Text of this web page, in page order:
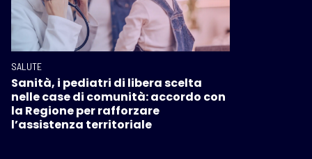
SALUTE
Sanità, i pediatri di libera scelta
nelle case di comunità: accordo con
la Regione per rafforzare
l’assistenza territoriale